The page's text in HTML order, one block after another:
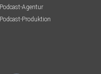
Podcast-Agentur
Podcast-Produktion